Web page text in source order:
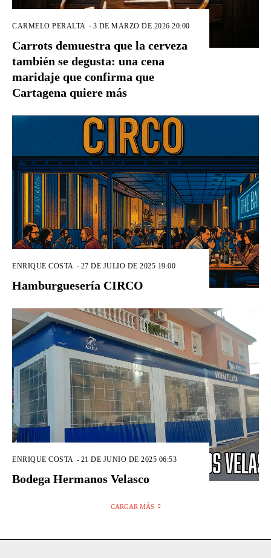
CARMELO PERALTA - 3 DE MARZO DE 2026 20:00
Carrots demuestra que la cerveza
también se degusta: una cena
maridaje que confirma que
Cartagena quiere más
ENRIQUE COSTA - 27 DE JULIO DE 2025 19:00
Hamburguesería CIRCO
ENRIQUE COSTA - 21 DE JUNIO DE 2025 06:53
Bodega Hermanos Velasco
CARGAR MÁS